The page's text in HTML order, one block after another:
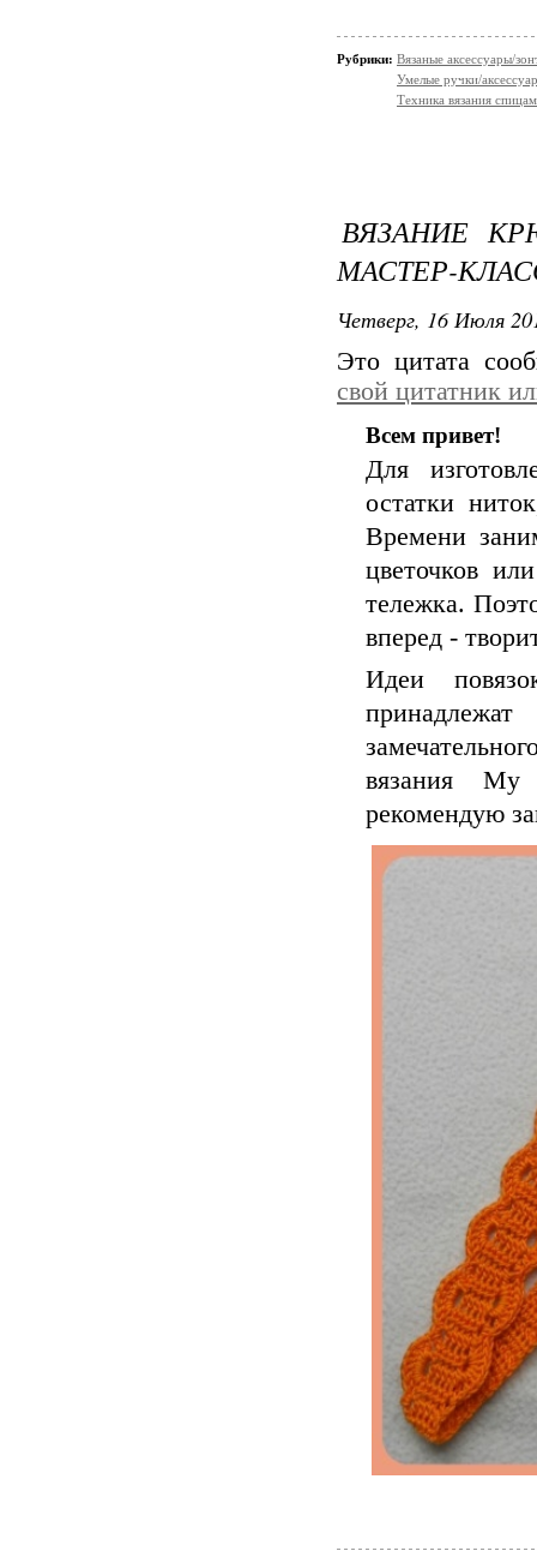
Рубрики: Вязаные аксессуары/
Умелые ручки/
Техника вязания
ВЯЗАНИЕ
МАСТЕР-
Четверг, 16 Июля
Это цитата
свой цитатник
Всем привет!
Для
остатки
Времени
цветочков
тележка.
вперед -
Идеи
вязания My
рекомендую